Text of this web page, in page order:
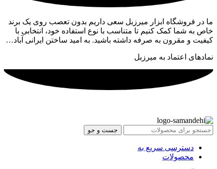
ما در فروشگاه ابزار میرزبل سعی داریم بدون تعصب روی یک برند
خاص به شما کمک کنیم تا متناسب با نوع استفاده خود، انتخابی با
کیفیت و مقرون به صرفه داشته باشید. به امید ساختن ایرانی آباد…
نمادهای اعتماد به میرزبل
جست و جو
دسترسی سریع به
محصولات